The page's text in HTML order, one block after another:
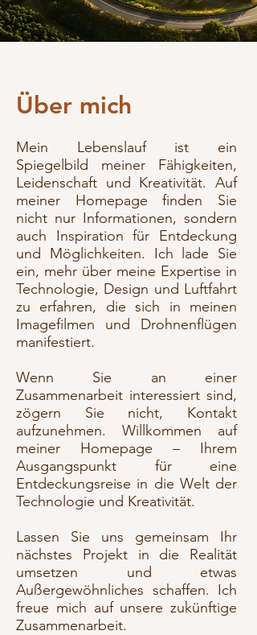
Über mich
Mein Lebenslauf ist ein
Spiegelbild meiner Fähigkeiten,
Leidenschaft und Kreativität. Auf
meiner Homepage finden Sie
nicht nur Informationen, sondern
auch Inspiration für Entdeckung
und Möglichkeiten. Ich lade Sie
ein, mehr über meine Expertise in
Technologie, Design und Luftfahrt
zu erfahren, die sich in meinen
Imagefilmen und Drohnenflügen
manifestiert.
Wenn Sie an einer
Zusammenarbeit interessiert sind,
zögern Sie nicht, Kontakt
aufzunehmen. Willkommen auf
meiner Homepage – Ihrem
Ausgangspunkt für eine
Entdeckungsreise in die Welt der
Technologie und Kreativität.
​Lassen Sie uns gemeinsam Ihr
nächstes Projekt in die Realität
umsetzen und etwas
Außergewöhnliches schaffen. Ich
freue mich auf unsere zukünftige
Zusammenarbeit.